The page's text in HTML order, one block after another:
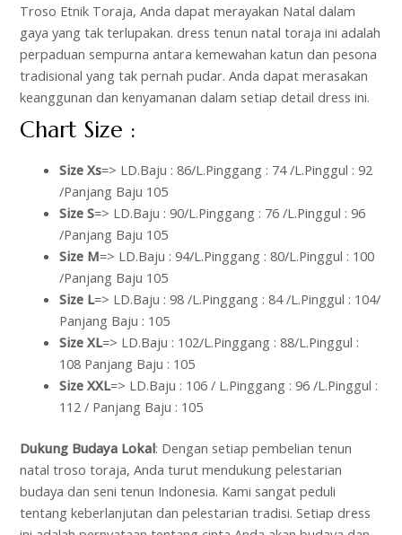
Troso Etnik Toraja, Anda dapat merayakan Natal dalam
gaya yang tak terlupakan. dress tenun natal toraja ini adalah
perpaduan sempurna antara kemewahan katun dan pesona
tradisional yang tak pernah pudar. Anda dapat merasakan
keanggunan dan kenyamanan dalam setiap detail dress ini.
Chart Size :
Size Xs=> LD.Baju : 86/L.Pinggang : 74 /L.Pinggul : 92
/Panjang Baju 105
Size S=> LD.Baju : 90/L.Pinggang : 76 /L.Pinggul : 96
/Panjang Baju 105
Size M=> LD.Baju : 94/L.Pinggang : 80/L.Pinggul : 100
/Panjang Baju 105
Size L=> LD.Baju : 98 /L.Pinggang : 84 /L.Pinggul : 104/
Panjang Baju : 105
Size XL=> LD.Baju : 102/L.Pinggang : 88/L.Pinggul :
108 Panjang Baju : 105
Size XXL=> LD.Baju : 106 / L.Pinggang : 96 /L.Pinggul :
112 / Panjang Baju : 105
Dukung Budaya Lokal: Dengan setiap pembelian tenun
natal troso toraja, Anda turut mendukung pelestarian
budaya dan seni tenun Indonesia. Kami sangat peduli
tentang keberlanjutan dan pelestarian tradisi. Setiap dress